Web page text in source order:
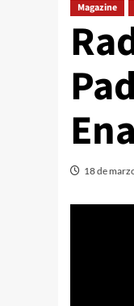
Magazine
18 de